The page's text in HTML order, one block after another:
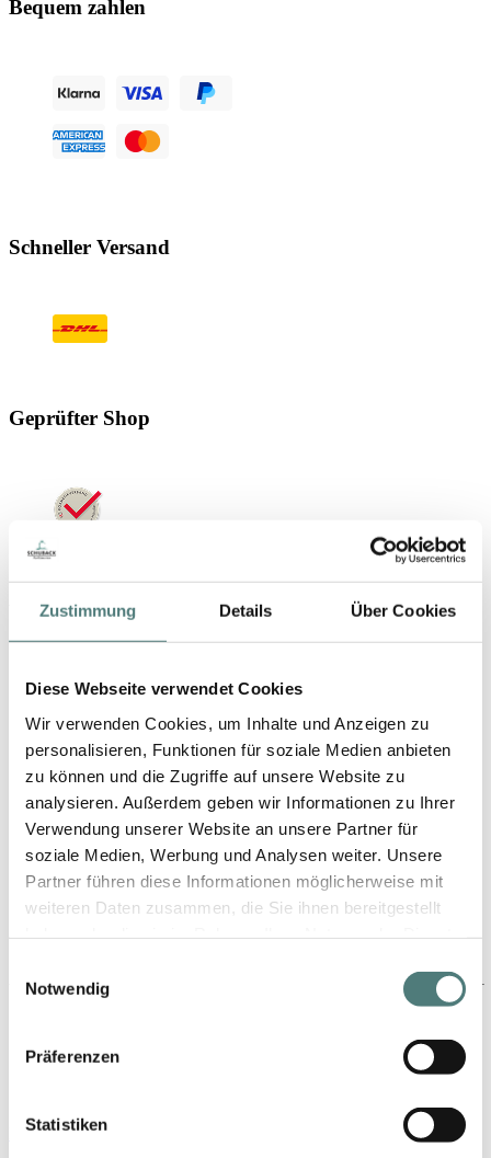
Zustimmung Details Über Cookies
Diese Webseite verwendet Cookies
Wir verwenden Cookies, um Inhalte und Anzeigen zu
personalisieren, Funktionen für soziale Medien anbieten
zu können und die Zugriffe auf unsere Website zu
analysieren. Außerdem geben wir Informationen zu Ihrer
Verwendung unserer Website an unsere Partner für
soziale Medien, Werbung und Analysen weiter. Unsere
Partner führen diese Informationen möglicherweise mit
weiteren Daten zusammen, die Sie ihnen bereitgestellt
Notwendig
Präferenzen
Statistiken
Bequem zahlen
Schneller Versand
Geprüfter Shop
YBPN-Partner
Schön folgen
Shop
Marken